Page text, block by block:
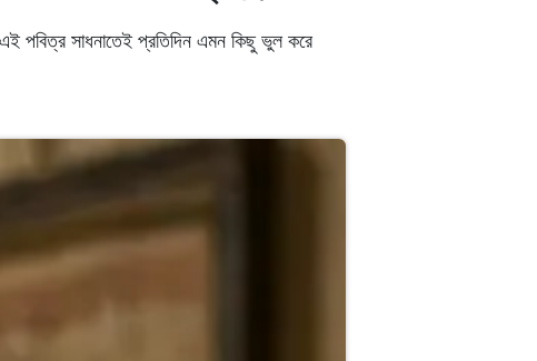
সাধনাতেই প্রতিদিন এমন কিছু ভুল করে